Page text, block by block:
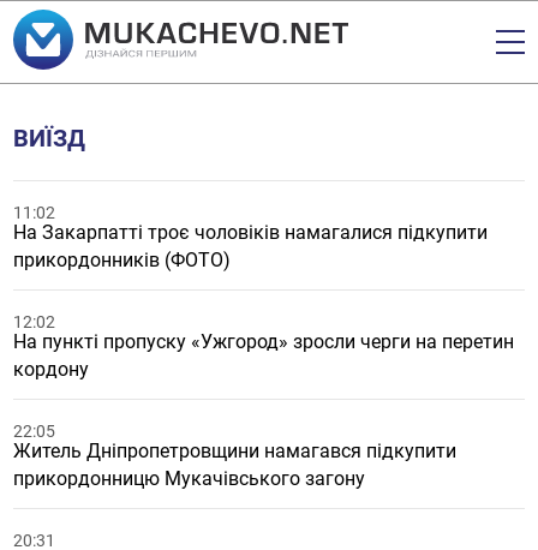
ВИЇЗД
11:02
На Закарпатті троє чоловіків намагалися підкупити
прикордонників (ФОТО)
12:02
На пункті пропуску «Ужгород» зросли черги на перетин
кордону
22:05
Житель Дніпропетровщини намагався підкупити
прикордонницю Мукачівського загону
20:31